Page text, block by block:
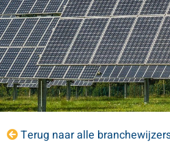
Terug naar alle